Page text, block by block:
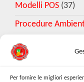
Per fornire le migliori
Modelli POS (37)
Procedure